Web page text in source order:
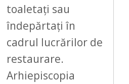
toaletați sau
îndepărtați în
cadrul lucrărilor de
restaurare.
Arhiepiscopia